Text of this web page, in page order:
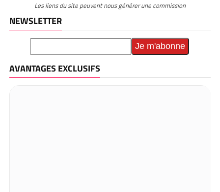
Les liens du site peuvent nous générer une commission
NEWSLETTER
AVANTAGES EXCLUSIFS